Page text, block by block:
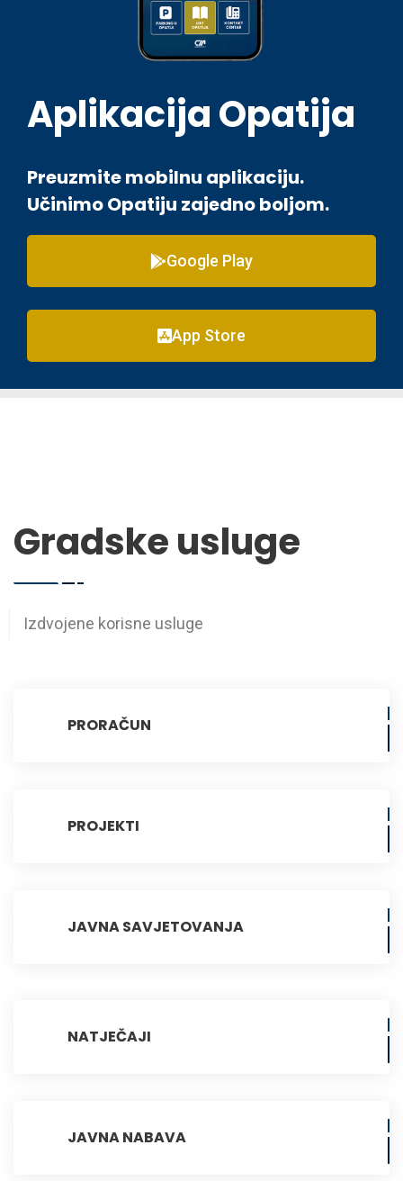
Aplikacija Opatija
Preuzmite mobilnu aplikaciju.
Učinimo Opatiju zajedno boljom.
Google Play
App Store
Gradske usluge
Izdvojene korisne usluge
PRORAČUN
PROJEKTI
JAVNA SAVJETOVANJA
NATJEČAJI
JAVNA NABAVA